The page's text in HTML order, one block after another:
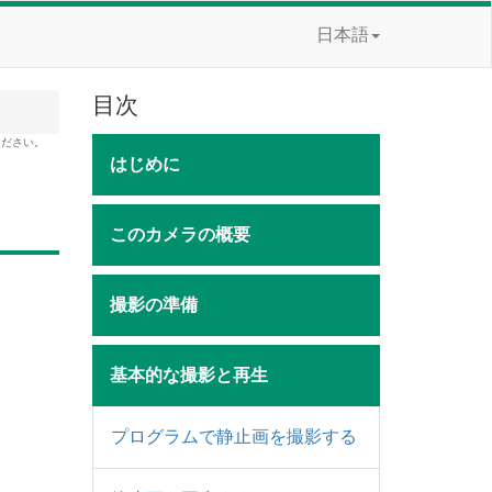
日本語
さい。
目次
はじめに
このカメラの概要
撮影の準備
基本的な撮影と再生
プログラムで静止画を撮影する